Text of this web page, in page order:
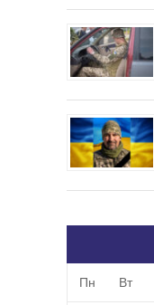
Пн Вт